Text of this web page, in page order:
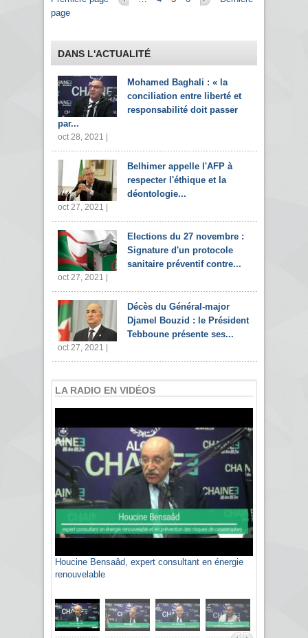
page
DANS L'ACTUALITÉ
Mohamed Baghali : « la
conciliation entre liberté et
responsabilité doit passer
par...
oct 28, 2021 |
Belhimer appelle l'AFP à
respecter l'éthique et la
déontologie...
oct 27, 2021 |
Elections du 27 novembre :
Signature d'un protocole
sanitaire préventif contre...
oct 27, 2021 |
Décès du Général-major
Djamel Bouzid : le Président
Tebboune présente ses...
oct 27, 2021 |
LA RADIO EN VIDÉOS
Houcine Bensaâd, expert consultant en énergie
renouvelable
Sami Agli, président de la Confédération
algérienne du patronat citoyen CAPC